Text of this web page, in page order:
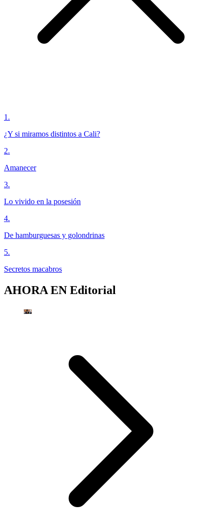
1 .
¿Y si miramos distintos a Cali?
2.
Amanecer
3.
Lo vivido en la posesión
4.
De hamburguesas y golondrinas
5.
Secretos macabros
AHORA EN Editorial